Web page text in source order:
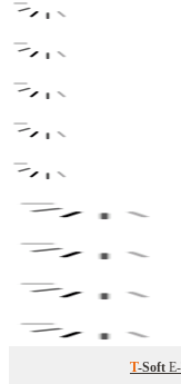
T-Soft